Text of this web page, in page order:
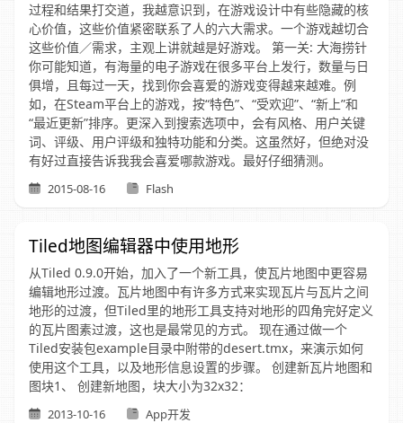
过程和结果打交道，我越意识到，在游戏设计中有些隐藏的核
心价值，这些价值紧密联系了人的六大需求。一个游戏越切合
这些价值／需求，主观上讲就越是好游戏。 第一关: 大海捞针
你可能知道，有海量的电子游戏在很多平台上发行，数量与日
俱增，且每过一天，找到你会喜爱的游戏变得越来越难。例
如，在Steam平台上的游戏，按“特色”、“受欢迎”、“新上”和
“最近更新”排序。更深入到搜索选项中，会有风格、用户关键
词、评级、用户评级和独特功能和分类。这虽然好，但绝对没
有好过直接告诉我我会喜爱哪款游戏。最好仔细猜测。
2015-08-16 Flash
Tiled地图编辑器中使用地形
从Tiled 0.9.0开始，加入了一个新工具，使瓦片地图中更容易
编辑地形过渡。瓦片地图中有许多方式来实现瓦片与瓦片之间
地形的过渡，但Tiled里的地形工具支持对地形的四角完好定义
的瓦片图素过渡，这也是最常见的方式。 现在通过做一个
Tiled安装包example目录中附带的desert.tmx，来演示如何
使用这个工具，以及地形信息设置的步骤。 创建新瓦片地图和
图块1、 创建新地图，块大小为32x32：
2013-10-16 App开发